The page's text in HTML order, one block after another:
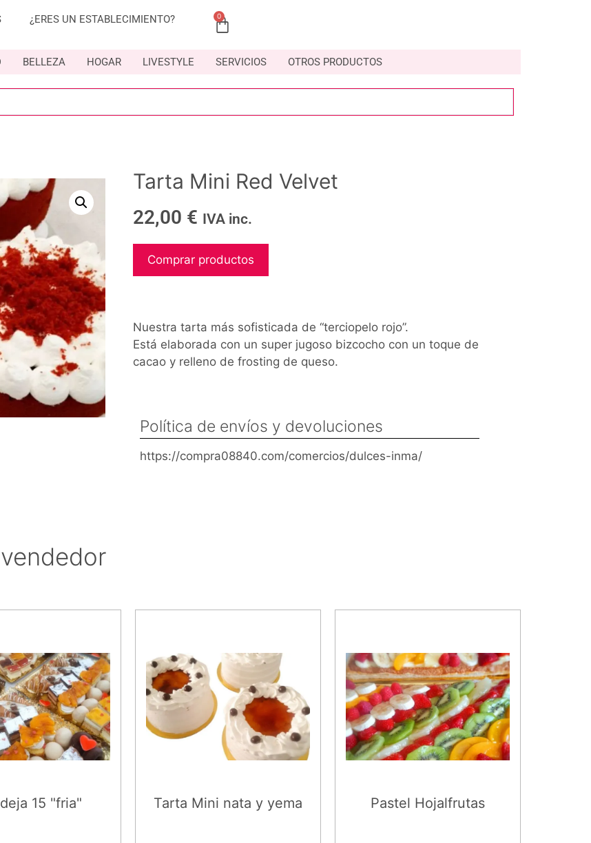
¿ERES UN ESTABLECIMIENTO? 0
BELLEZA HOGAR LIVESTYLE SERVICIOS OTROS PRODUCTOS
Tarta Mini Red Velvet
22,00 € IVA inc.
Comprar productos
Nuestra tarta más sofisticada de “terciopelo rojo”.
Está elaborada con un super jugoso bizcocho con un toque de
cacao y relleno de frosting de queso.
Política de envíos y devoluciones
https://compra08840.com/comercios/dulces-inma/
15 "fria" Tarta Mini nata y yema Pastel Hojalfrutas